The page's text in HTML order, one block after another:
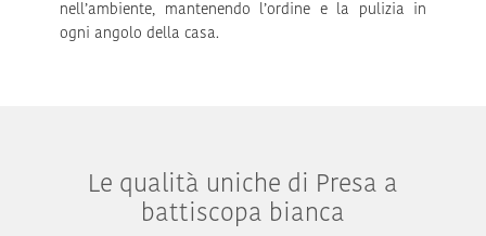
nell’ambiente, mantenendo l’ordine e la pulizia in
ogni angolo della casa.
Le qualità uniche di Presa a
battiscopa bianca